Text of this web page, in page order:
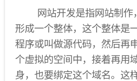
网站开发是指网站制作
形成一个整体，这个整体是
程序或叫做源代码，然后再
个虚拟的空间中，接着再用
身，也要绑定这个域名。这